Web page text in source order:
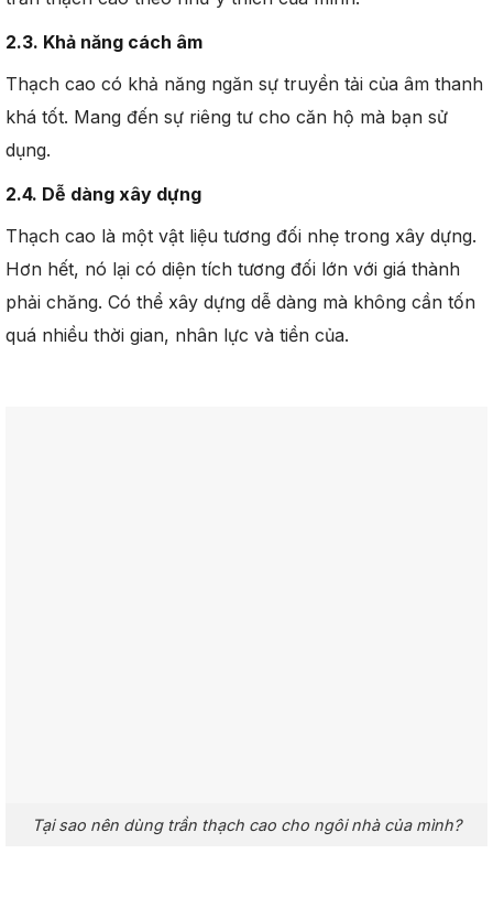
2.3. Khả năng cách âm
Thạch cao có khả năng ngăn sự truyền tải của âm thanh
khá tốt. Mang đến sự riêng tư cho căn hộ mà bạn sử
dụng.
2.4. Dễ dàng xây dựng
Thạch cao là một vật liệu tương đối nhẹ trong xây dựng.
Hơn hết, nó lại có diện tích tương đối lớn với giá thành
phải chăng. Có thể xây dựng dễ dàng mà không cần tốn
quá nhiều thời gian, nhân lực và tiền của.
Tại sao nên dùng trần thạch cao cho ngôi nhà của mình?